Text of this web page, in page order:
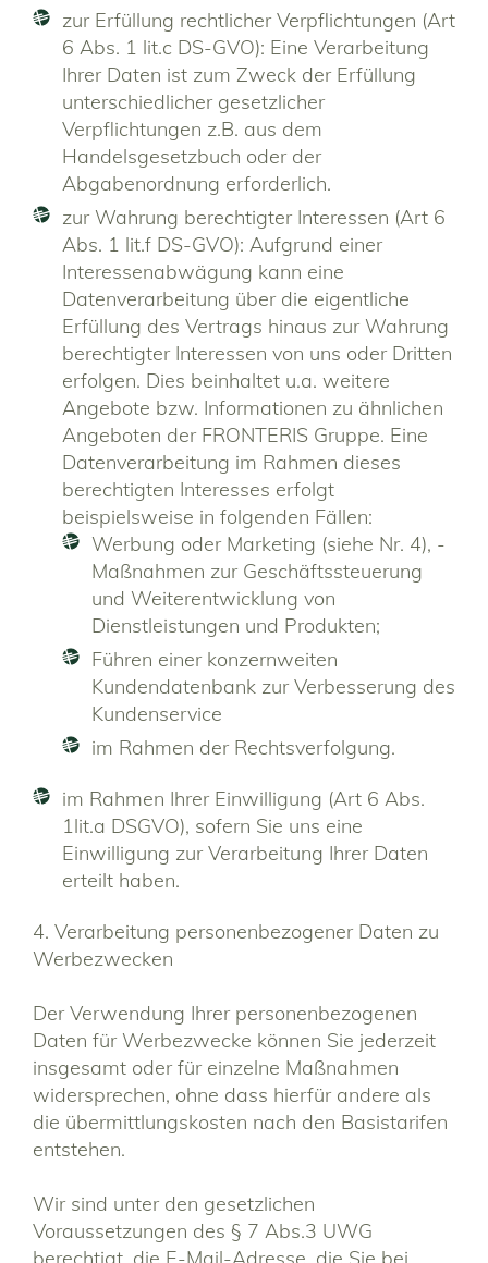
zur Erfüllung rechtlicher Verpflichtungen (Art
6 Abs. 1 lit.c DS-GVO): Eine Verarbeitung
Ihrer Daten ist zum Zweck der Erfüllung
unterschiedlicher gesetzlicher
Verpflichtungen z.B. aus dem
Handelsgesetzbuch oder der
Abgabenordnung erforderlich.
zur Wahrung berechtigter Interessen (Art 6
Abs. 1 lit.f DS-GVO): Aufgrund einer
Interessenabwägung kann eine
Datenverarbeitung über die eigentliche
Erfüllung des Vertrags hinaus zur Wahrung
berechtigter Interessen von uns oder Dritten
erfolgen. Dies beinhaltet u.a. weitere
Angebote bzw. Informationen zu ähnlichen
Angeboten der FRONTERIS Gruppe. Eine
Datenverarbeitung im Rahmen dieses
berechtigten Interesses erfolgt
beispielsweise in folgenden Fällen:
Werbung oder Marketing (siehe Nr. 4), -
Maßnahmen zur Geschäftssteuerung
und Weiterentwicklung von
Dienstleistungen und Produkten;
Führen einer konzernweiten
Kundendatenbank zur Verbesserung des
Kundenservice
im Rahmen der Rechtsverfolgung.
im Rahmen Ihrer Einwilligung (Art 6 Abs.
1lit.a DSGVO), sofern Sie uns eine
Einwilligung zur Verarbeitung Ihrer Daten
erteilt haben.
4. Verarbeitung personenbezogener Daten zu
Werbezwecken
Der Verwendung Ihrer personenbezogenen
Daten für Werbezwecke können Sie jederzeit
insgesamt oder für einzelne Maßnahmen
widersprechen, ohne dass hierfür andere als
die übermittlungskosten nach den Basistarifen
entstehen.
Wir sind unter den gesetzlichen
Voraussetzungen des § 7 Abs.3 UWG
berechtigt, die E-Mail-Adresse, die Sie bei